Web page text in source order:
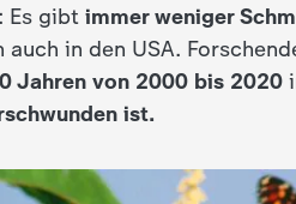
Es gibt immer weniger
in den USA.
Jahren von 2000 bis 2020
ist.